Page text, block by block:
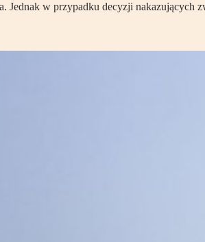
w przypadku decyzji nakazujących